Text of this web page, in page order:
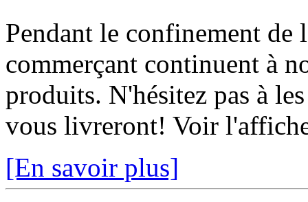
Pendant le confinement de
commerçant continuent à
produits. N'hésitez pas à
vous livreront! Voir
[En savoir plus]